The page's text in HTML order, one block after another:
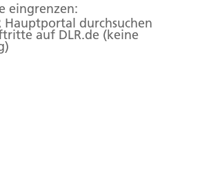
eingrenzen:
Hauptportal durchsuchen
auf DLR.de (keine